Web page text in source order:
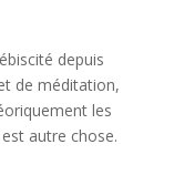
depuis
de méditation,
les
autre chose.